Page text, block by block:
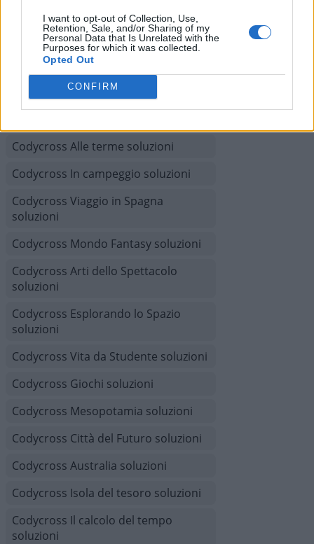
I want to opt-out of Collection, Use,
Retention, Sale, and/or Sharing of my
Personal Data that Is Unrelated with the
Purposes for which it was collected.
Opted Out
CONFIRM
Codycross Museo d'Arte soluzioni
Codycross A tutta acqua soluzioni
Codycross Tour del Brasile soluzioni
Codycross Alle terme soluzioni
Codycross In campeggio soluzioni
Codycross Viaggio in Spagna
soluzioni
Codycross Mondo Fantasy soluzioni
Codycross Arti dello Spettacolo
soluzioni
Codycross Esplorando lo Spazio
soluzioni
Codycross Vita da Studente soluzioni
Codycross Giochi soluzioni
Codycross Mesopotamia soluzioni
Codycross Città del Futuro soluzioni
Codycross Australia soluzioni
Codycross Isola del tesoro soluzioni
Codycross Il calcolo del tempo
soluzioni